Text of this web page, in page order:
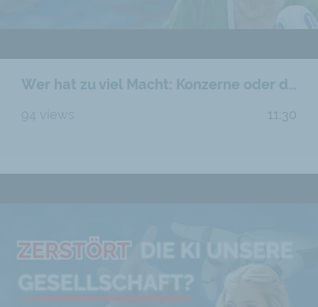
Wer hat zu viel Macht: Konzerne oder der Staat?
94 views 11:30